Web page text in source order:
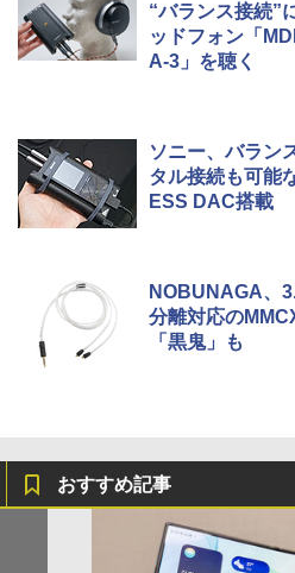
“バランス接続”
ッドフォン「
A-3」を聴く
ソニー、バラン
タル接続も可能
ESS DAC搭載
NOBUNAGA、
分離対応の
「黒鬼」も
おすすめ記事